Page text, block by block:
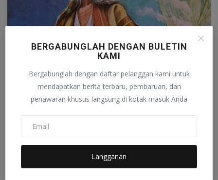
BERGABUNGLAH DENGAN BULETIN
KAMI
Bergabunglah dengan daftar pelanggan kami untuk
mendapatkan berita terbaru, pembaruan, dan
penawaran khusus langsung di kotak masuk Anda
Langganan
Nabi Ibrahim AS: Teladan Ketauhidan Sepanjang Zaman
dan...
Analisa Terkini